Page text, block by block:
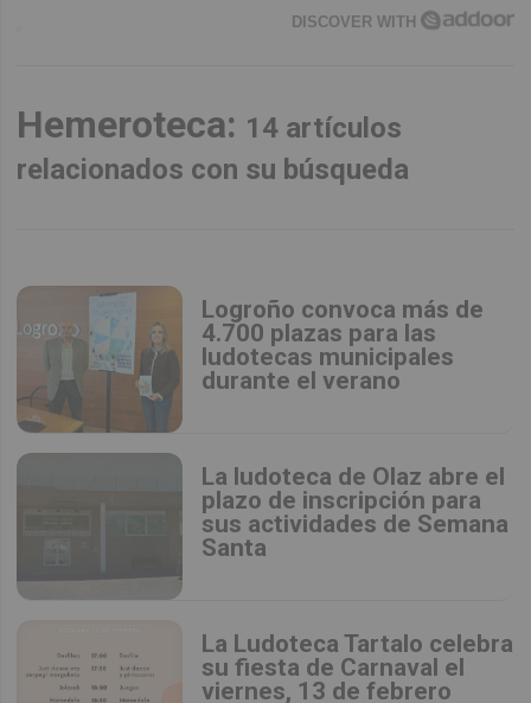
DISCOVER WITH
Hemeroteca: 14 artículos
relacionados con su búsqueda
Logroño convoca más de
4.700 plazas para las
ludotecas municipales
durante el verano
La ludoteca de Olaz abre el
plazo de inscripción para
sus actividades de Semana
Santa
La Ludoteca Tartalo celebra
su fiesta de Carnaval el
viernes, 13 de febrero